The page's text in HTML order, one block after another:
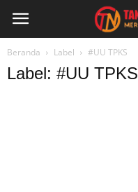
Beranda Label #UU TPKS
Label: #UU TPKS